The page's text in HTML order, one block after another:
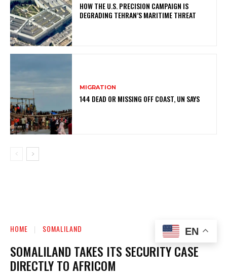
HOW THE U.S. PRECISION CAMPAIGN IS
DEGRADING TEHRAN’S MARITIME THREAT
MIGRATION
144 DEAD OR MISSING OFF COAST, UN SAYS